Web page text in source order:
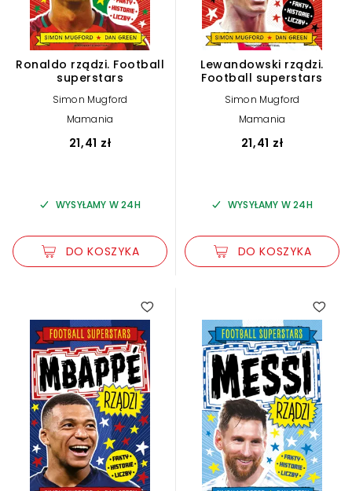
Ronaldo rządzi. Football
superstars
Simon Mugford
Mamania
21,41 zł
WYSYŁAMY W 24H
DO KOSZYKA
Lewandowski rządzi.
Football superstars
Simon Mugford
Mamania
21,41 zł
WYSYŁAMY W 24H
DO KOSZYKA